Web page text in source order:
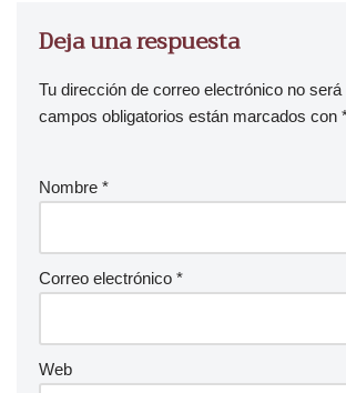
Deja una respuesta
Tu dirección de correo electrónico no será
campos obligatorios están marcados con
Nombre *
Correo electrónico *
Web